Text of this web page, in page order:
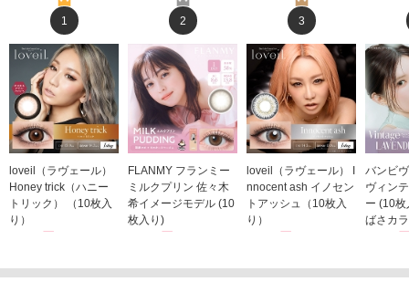
1
loveil（ラヴェール）
Honey trick（ハニー
トリック） （10枚入
り）
2
FLANMY フランミー
ミルクプリン 佐々木
希イメージモデル (10
枚入り)
3
loveil（ラヴェール） I
nnocent ash イノセン
トアッシュ（10枚入
り）
バンビ
ヴィン
ー (10
ばさカ